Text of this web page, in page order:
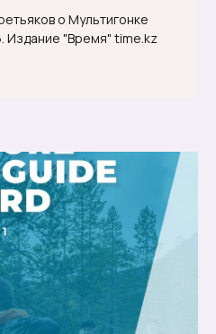
о Мультигонке
Издание "Время" time.kz